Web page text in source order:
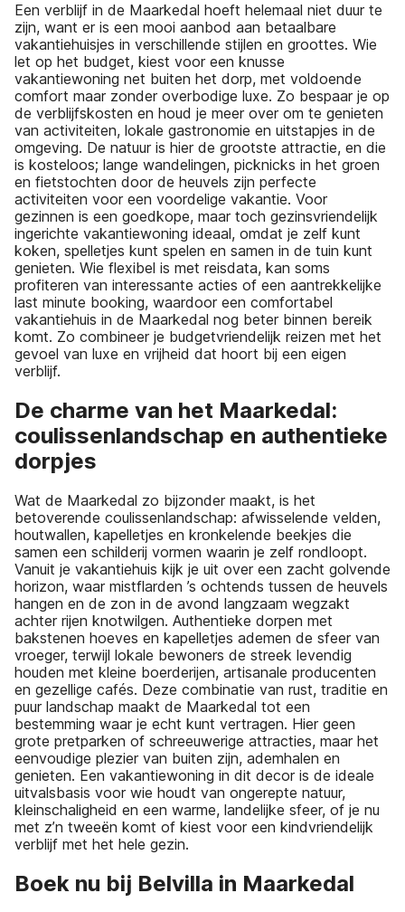
Een verblijf in de Maarkedal hoeft helemaal niet duur te
zijn, want er is een mooi aanbod aan betaalbare
vakantiehuisjes in verschillende stijlen en groottes. Wie
let op het budget, kiest voor een knusse
vakantiewoning net buiten het dorp, met voldoende
comfort maar zonder overbodige luxe. Zo bespaar je op
de verblijfskosten en houd je meer over om te genieten
van activiteiten, lokale gastronomie en uitstapjes in de
omgeving. De natuur is hier de grootste attractie, en die
is kosteloos; lange wandelingen, picknicks in het groen
en fietstochten door de heuvels zijn perfecte
activiteiten voor een voordelige vakantie. Voor
gezinnen is een goedkope, maar toch gezinsvriendelijk
ingerichte vakantiewoning ideaal, omdat je zelf kunt
koken, spelletjes kunt spelen en samen in de tuin kunt
genieten. Wie flexibel is met reisdata, kan soms
profiteren van interessante acties of een aantrekkelijke
last minute booking, waardoor een comfortabel
vakantiehuis in de Maarkedal nog beter binnen bereik
komt. Zo combineer je budgetvriendelijk reizen met het
gevoel van luxe en vrijheid dat hoort bij een eigen
verblijf.
De charme van het Maarkedal:
coulissenlandschap en authentieke
dorpjes
Wat de Maarkedal zo bijzonder maakt, is het
betoverende coulissenlandschap: afwisselende velden,
houtwallen, kapelletjes en kronkelende beekjes die
samen een schilderij vormen waarin je zelf rondloopt.
Vanuit je vakantiehuis kijk je uit over een zacht golvende
horizon, waar mistflarden ’s ochtends tussen de heuvels
hangen en de zon in de avond langzaam wegzakt
achter rijen knotwilgen. Authentieke dorpen met
bakstenen hoeves en kapelletjes ademen de sfeer van
vroeger, terwijl lokale bewoners de streek levendig
houden met kleine boerderijen, artisanale producenten
en gezellige cafés. Deze combinatie van rust, traditie en
puur landschap maakt de Maarkedal tot een
bestemming waar je echt kunt vertragen. Hier geen
grote pretparken of schreeuwerige attracties, maar het
eenvoudige plezier van buiten zijn, ademhalen en
genieten. Een vakantiewoning in dit decor is de ideale
uitvalsbasis voor wie houdt van ongerepte natuur,
kleinschaligheid en een warme, landelijke sfeer, of je nu
met z’n tweeën komt of kiest voor een kindvriendelijk
verblijf met het hele gezin.
Boek nu bij Belvilla in Maarkedal